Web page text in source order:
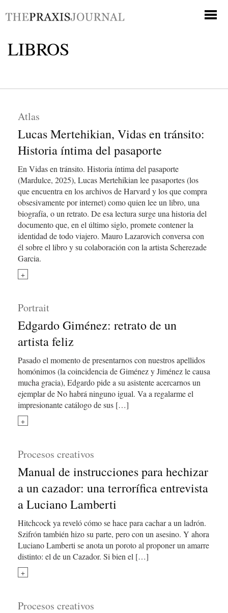
LIBROS
Atlas
Lucas Mertehikian, Vidas en tránsito:
Historia íntima del pasaporte
En Vidas en tránsito. Historia íntima del pasaporte
(Mardulce, 2025), Lucas Mertehikian lee pasaportes (los
que encuentra en los archivos de Harvard y los que compra
obsesivamente por internet) como quien lee un libro, una
biografía, o un retrato. De esa lectura surge una historia del
documento que, en el último siglo, promete contener la
identidad de todo viajero. Mauro Lazarovich conversa con
él sobre el libro y su colaboración con la artista Scherezade
Garcia.
+
Portrait
Edgardo Giménez: retrato de un
artista feliz
Pasado el momento de presentarnos con nuestros apellidos
homónimos (la coincidencia de Giménez y Jiménez le causa
mucha gracia), Edgardo pide a su asistente acercarnos un
ejemplar de No habrá ninguno igual. Va a regalarme el
impresionante catálogo de sus […]
+
Procesos creativos
Manual de instrucciones para hechizar
a un cazador: una terrorífica entrevista
a Luciano Lamberti
Hitchcock ya reveló cómo se hace para cachar a un ladrón.
Szifrón también hizo su parte, pero con un asesino. Y ahora
Luciano Lamberti se anota un poroto al proponer un amarre
distinto: el de un Cazador. Si bien el […]
+
Procesos creativos